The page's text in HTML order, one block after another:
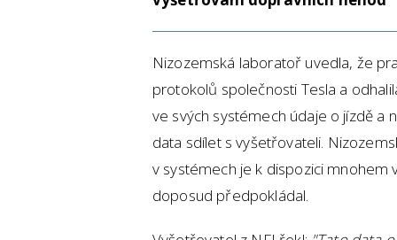
Nizozemská laboratoř uvedla, že
protokolů společnosti Tesla a
ve svých systémech údaje o jízdě a
data sdílet s vyšetřovateli.
v systémech je k dispozici mnohem
doposud předpokládal.